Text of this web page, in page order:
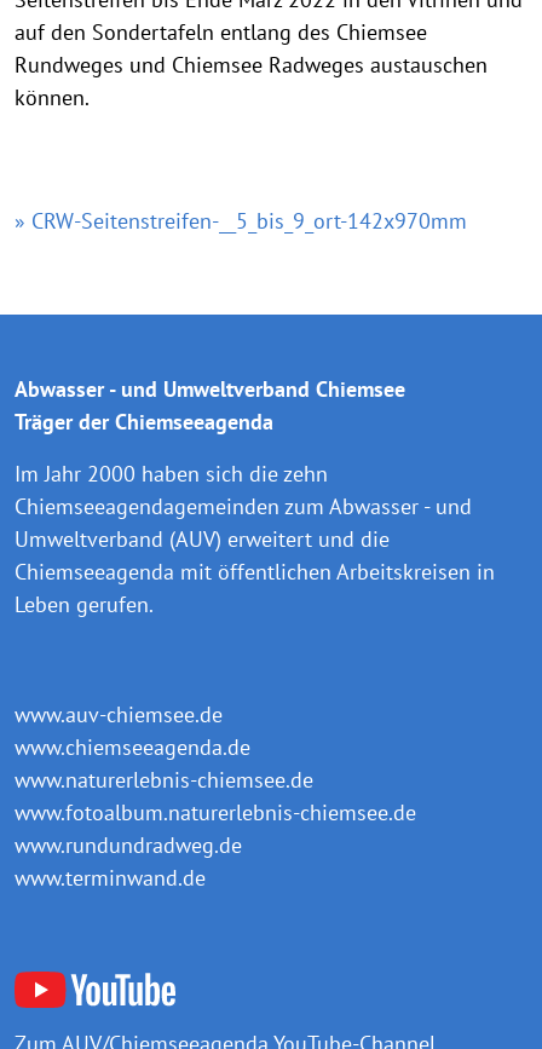
auf den Sondertafeln entlang des Chiemsee
Rundweges und Chiemsee Radweges austauschen
können.
» CRW-Seitenstreifen-__5_bis_9_ort-142x970mm
Abwasser - und Umweltverband Chiemsee
Träger der Chiemseeagenda
Im Jahr 2000 haben sich die zehn
Chiemseeagendagemeinden zum Abwasser - und
Umweltverband (AUV) erweitert und die
Chiemseeagenda mit öffentlichen Arbeitskreisen in
Leben gerufen.
www.auv-chiemsee.de
www.chiemseeagenda.de
www.naturerlebnis-chiemsee.de
www.fotoalbum.naturerlebnis-chiemsee.de
www.rundundradweg.de
www.terminwand.de